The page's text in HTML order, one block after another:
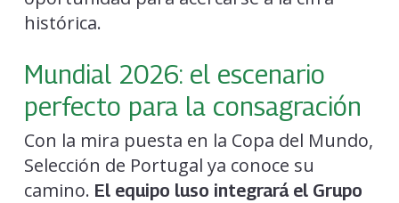
histórica.
Mundial 2026: el escenario
perfecto para la consagración
Con la mira puesta en la Copa del Mundo,
Selección de Portugal ya conoce su
camino. El equipo luso integrará el Grupo